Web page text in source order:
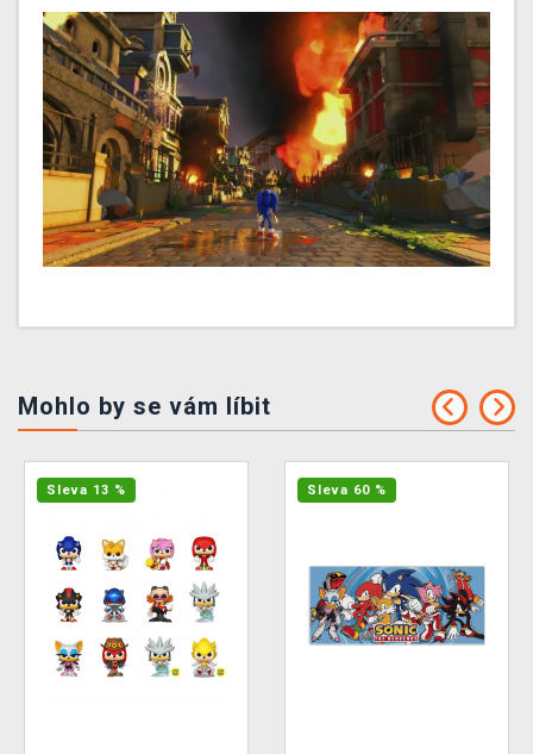
Mohlo by se vám líbit
Sleva 13 % Sleva 60 %